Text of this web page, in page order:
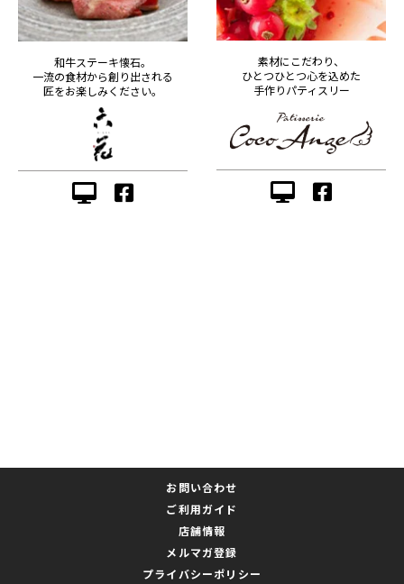
和牛ステーキ懐石。
一流の食材から創り出される
匠をお楽しみください。
素材にこだわり、
ひとつひとつ心を込めた
手作りパティスリー
お問い合わせ
ご利用ガイド
店舗情報
メルマガ登録
プライバシーポリシー